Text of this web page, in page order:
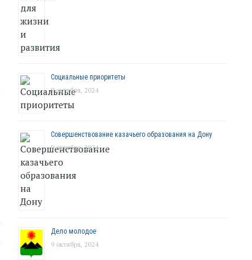
Социальные приоритеты
9 октября, 2024
Совершенствование казачьего образования на Дону
9 октября, 2024
Дело молодое
9 октября, 2024